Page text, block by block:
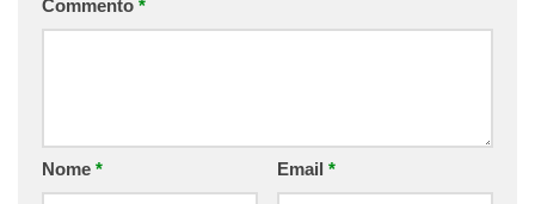
Commento *
Nome * Email *